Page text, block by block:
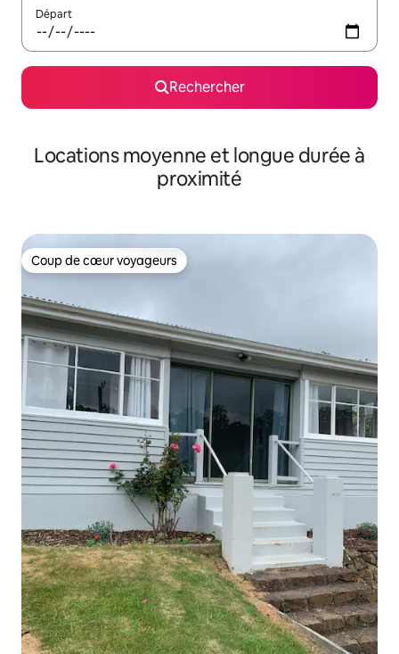
Départ
Rechercher
Locations moyenne et longue durée à
proximité
Coup de cœur voyageurs
Coup de cœur voyageurs